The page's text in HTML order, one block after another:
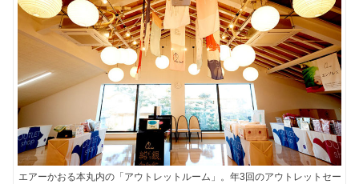
エアーかおる本丸内の「アウトレットルーム」。年3回のアウトレットセー